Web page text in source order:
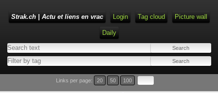
Strak.ch | Actu et liens en vrac Login Tag cloud Picture wall
Daily
Links per page: 20 50 100